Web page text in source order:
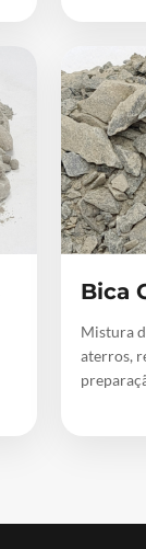
Bica
Mistura
aterros,